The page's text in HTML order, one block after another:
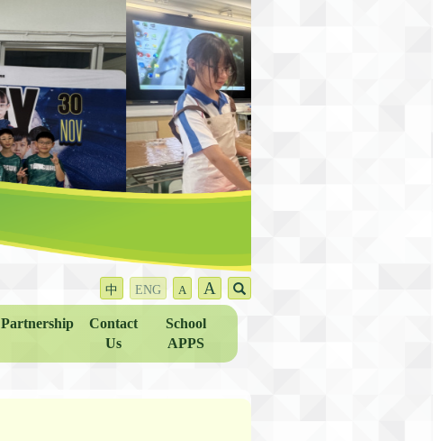
中 ENG A A
Partnership
Contact
Us
School
APPS